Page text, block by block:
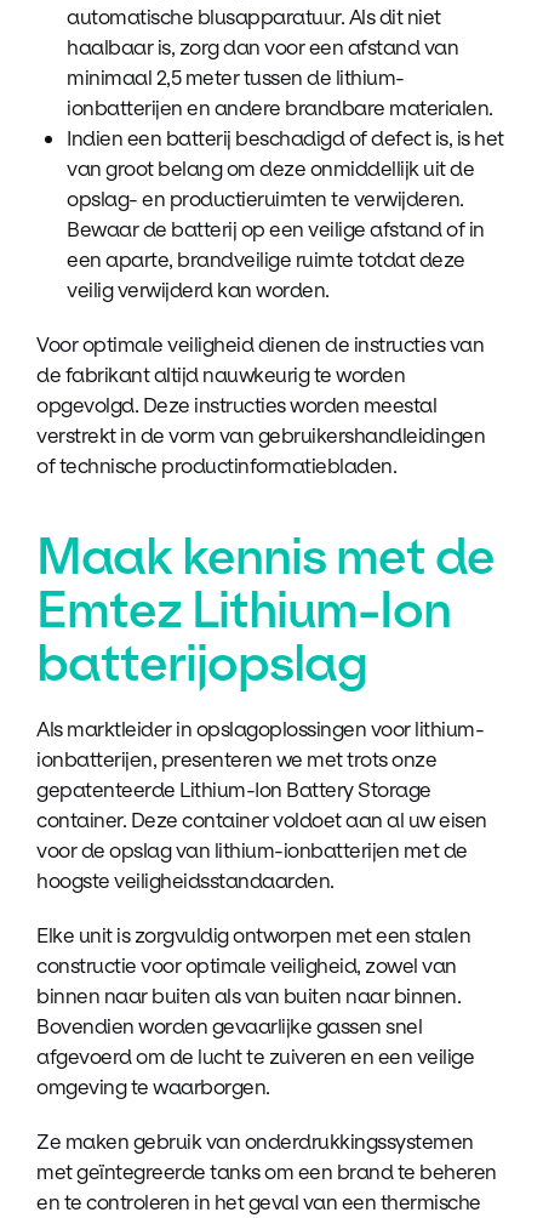
automatische blusapparatuur. Als dit niet
haalbaar is, zorg dan voor een afstand van
minimaal 2,5 meter tussen de lithium-
ionbatterijen en andere brandbare materialen.
Indien een batterij beschadigd of defect is, is het
van groot belang om deze onmiddellijk uit de
opslag- en productieruimten te verwijderen.
Bewaar de batterij op een veilige afstand of in
een aparte, brandveilige ruimte totdat deze
veilig verwijderd kan worden.
Voor optimale veiligheid dienen de instructies van
de fabrikant altijd nauwkeurig te worden
opgevolgd. Deze instructies worden meestal
verstrekt in de vorm van gebruikershandleidingen
of technische productinformatiebladen.
Maak kennis met de
Emtez Lithium-Ion
batterijopslag
Als marktleider in opslagoplossingen voor lithium-
ionbatterijen, presenteren we met trots onze
gepatenteerde Lithium-Ion Battery Storage
container. Deze container voldoet aan al uw eisen
voor de opslag van lithium-ionbatterijen met de
hoogste veiligheidsstandaarden.
Elke unit is zorgvuldig ontworpen met een stalen
constructie voor optimale veiligheid, zowel van
binnen naar buiten als van buiten naar binnen.
Bovendien worden gevaarlijke gassen snel
afgevoerd om de lucht te zuiveren en een veilige
omgeving te waarborgen.
Ze maken gebruik van onderdrukkingssystemen
met geïntegreerde tanks om een ​​brand te beheren
en te controleren in het geval van een thermische